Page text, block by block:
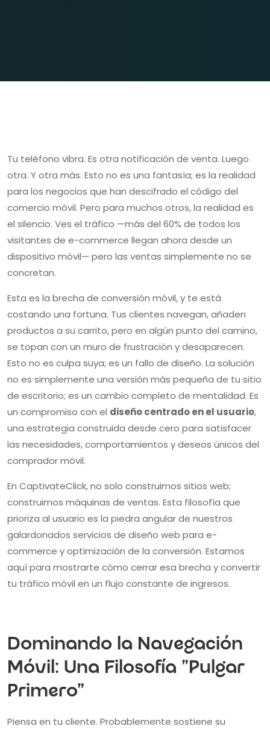
Tu teléfono vibra. Es otra notificación de venta. Luego
otra. Y otra más. Esto no es una fantasía; es la realidad
para los negocios que han descifrado el código del
comercio móvil. Pero para muchos otros, la realidad es
el silencio. Ves el tráfico —más del 60% de todos los
visitantes de e-commerce llegan ahora desde un
dispositivo móvil— pero las ventas simplemente no se
concretan.
Esta es la brecha de conversión móvil, y te está
costando una fortuna. Tus clientes navegan, añaden
productos a su carrito, pero en algún punto del camino,
se topan con un muro de frustración y desaparecen.
Esto no es culpa suya; es un fallo de diseño. La solución
no es simplemente una versión más pequeña de tu sitio
de escritorio; es un cambio completo de mentalidad. Es
un compromiso con el diseño centrado en el usuario,
una estrategia construida desde cero para satisfacer
las necesidades, comportamientos y deseos únicos del
comprador móvil.
En CaptivateClick, no solo construimos sitios web;
construimos máquinas de ventas. Esta filosofía que
prioriza al usuario es la piedra angular de nuestros
galardonados servicios de diseño web para e-
commerce y optimización de la conversión. Estamos
aquí para mostrarte cómo cerrar esa brecha y convertir
tu tráfico móvil en un flujo constante de ingresos.
Dominando la Navegación
Móvil: Una Filosofía "Pulgar
Primero"
Piensa en tu cliente. Probablemente sostiene su